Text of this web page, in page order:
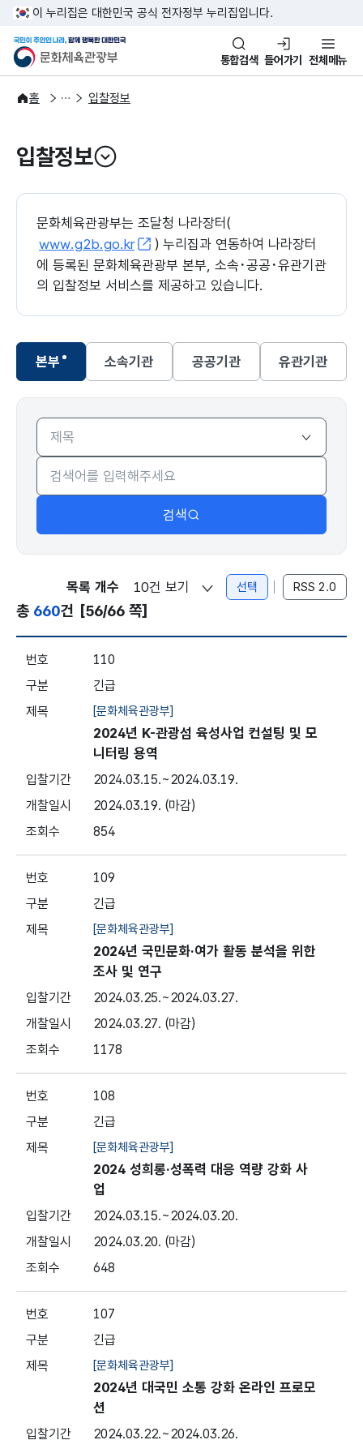
본문 바로가기
주메뉴 바로가기
이 누리집은 대한민국 공식 전자정부 누리집입니다.
문화체육관광부
국민이 주인인 나라, 함께 행복
통합검색 들어가기 전체메뉴
홈
알림·소식
알림 입찰정보
입찰정보
열기
문화체육관광부는 조달청 나라장터(
www.g2b.go.kr
) 누리집과 연동하여 나라장터
에 등록된 문화체육관광부 본부, 소속･공공･유관기관
의 입찰정보 서비스를 제공하고 있습니다.
본부
선택됨
소속기관 공공기관 유관기관
본부
검색
총 660건 [56/66 쪽]
목록 개수 선택 RSS 2.0
110
긴급
[문화체육관광부]
2024년 K-관광섬 육성사업 컨설팅 및 모
니터링 용역
2024.03.15.~2024.03.19.
2024.03.19. (마감)
854
109
긴급
[문화체육관광부]
2024년 국민문화·여가 활동 분석을 위한
조사 및 연구
2024.03.25.~2024.03.27.
2024.03.27. (마감)
1178
108
긴급
[문화체육관광부]
2024 성희롱·성폭력 대응 역량 강화 사
업
2024.03.15.~2024.03.20.
2024.03.20. (마감)
648
107
긴급
[문화체육관광부]
2024년 대국민 소통 강화 온라인 프로모
션
2024.03.22.~2024.03.26.